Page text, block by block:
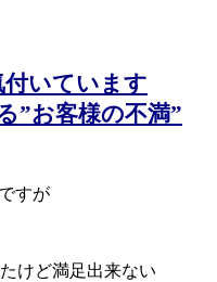
付いています
”お客様の不満”
すが
けど満足出来ない